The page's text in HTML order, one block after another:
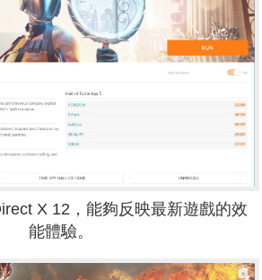
X 12，能夠反映最新遊戲的效
能體驗。